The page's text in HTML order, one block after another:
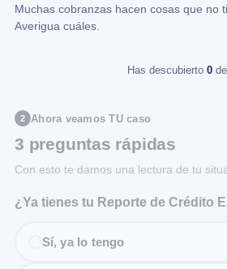
Muchas cobranzas hacen cosas que no
Averigua cuáles.
Has descubierto 0
2 Ahora veamos TU caso
3 preguntas rápidas
Con esto te damos una lectura de tu
¿Ya tienes tu Reporte de Crédito
Sí, ya lo tengo